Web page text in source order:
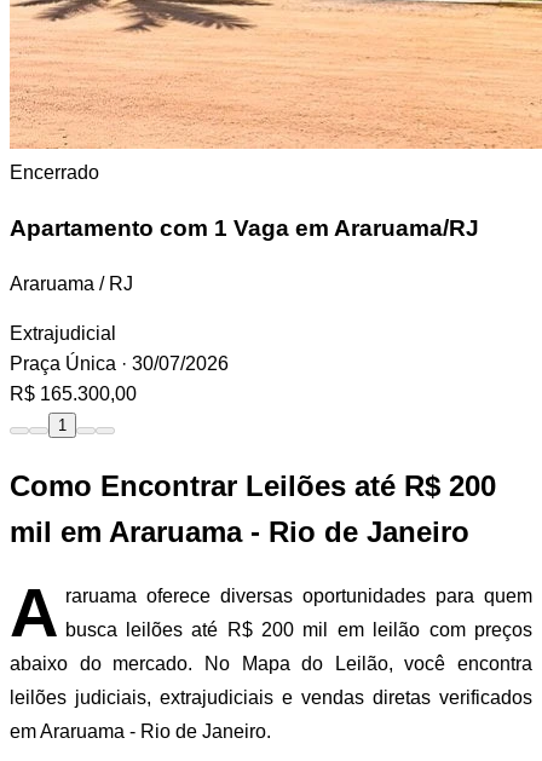
Encerrado
Apartamento com 1 Vaga em Araruama/RJ
Araruama / RJ
Extrajudicial
Praça Única · 30/07/2026
R$ 165.300,00
1
Como Encontrar Leilões até R$ 200
mil em Araruama - Rio de Janeiro
A raruama oferece diversas oportunidades para quem
busca leilões até R$ 200 mil em leilão com preços
abaixo do mercado. No Mapa do Leilão, você encontra
leilões judiciais, extrajudiciais e vendas diretas verificados
em Araruama - Rio de Janeiro.